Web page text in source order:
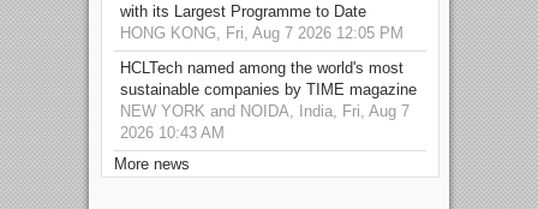
with its Largest Programme to Date
HONG KONG, Fri, Aug 7 2026 12:05 PM
HCLTech named among the world's most
sustainable companies by TIME magazine
NEW YORK and NOIDA, India, Fri, Aug 7
2026 10:43 AM
More news